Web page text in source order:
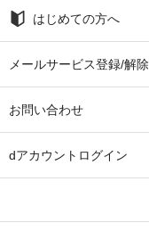
はじめての方へ
メールサービス登録/解除
お問い合わせ
dアカウントログイン